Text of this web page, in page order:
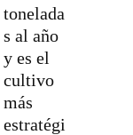
tonelada
s al año
y es el
cultivo
más
estratégi